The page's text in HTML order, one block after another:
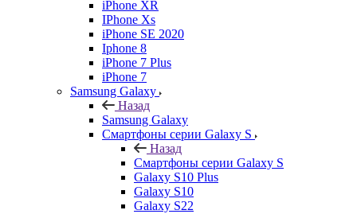
iPhone XR
IPhone Xs
iPhone SE 2020
Iphone 8
iPhone 7 Plus
iPhone 7
Samsung Galaxy
Назад
Samsung Galaxy
Смартфоны серии Galaxy S
Назад
Смартфоны серии Galaxy S
Galaxy S10 Plus
Galaxy S10
Galaxy S22